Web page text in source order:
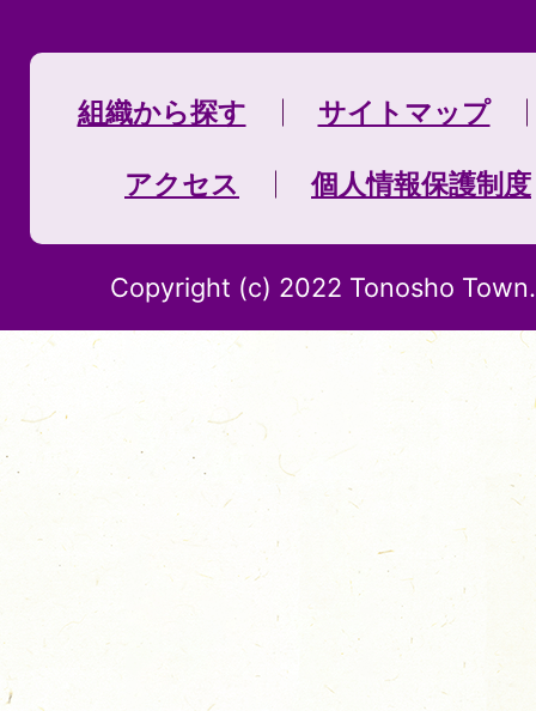
組織から探す サイトマップ
アクセス 個人情報保護制度
Copyright (c) 2022 Tonosho